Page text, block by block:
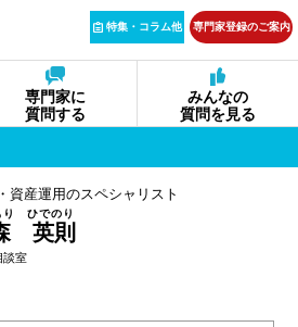
特集・コラム他 専門家登録のご案内
専門家に
質問する
みんなの
質問を見る
資産運用のスペシャリスト
英則
り ひでのり
談室